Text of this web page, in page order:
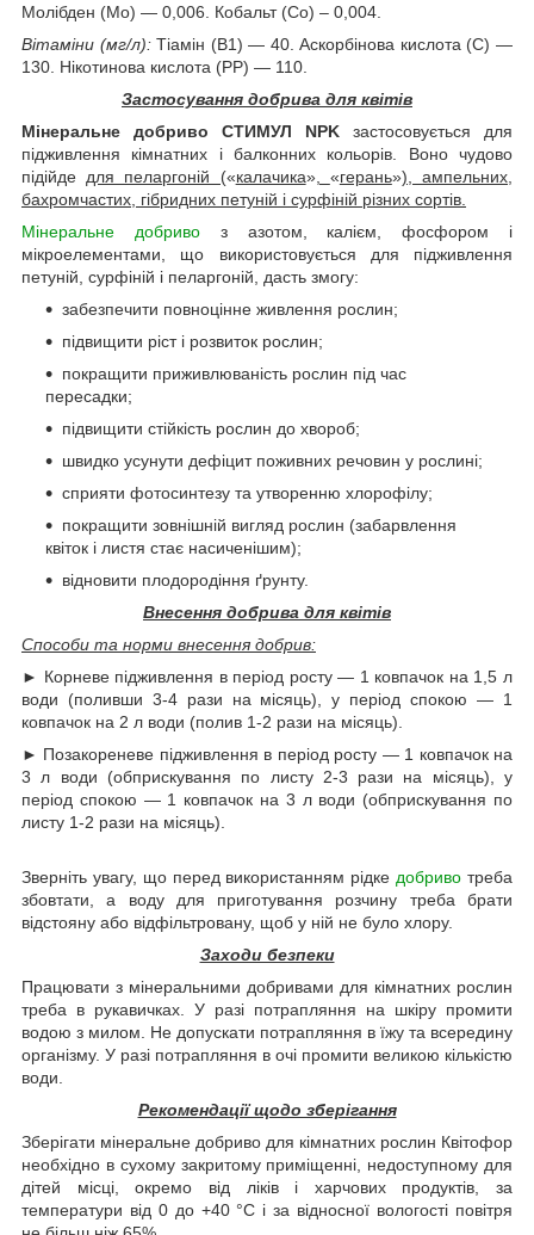
Молібден (Мо) — 0,006. Кобальт (Со) – 0,004.
Вітаміни (мг/л):Тіамін (В1) — 40. Аскорбінова кислота (С) —
130. Нікотинова кислота (РР) — 110.
Застосування добрива для квітів
Мінеральне добриво СТИМУЛ NPK застосовується для
підживлення кімнатних і балконних кольорів. Воно чудово
підійде для пеларгоній («калачика», «герань»), ампельних,
бахромчастих, гібридних петуній і сурфіній різних сортів.
Мінеральне добривоз азотом, калієм, фосфором і
мікроелементами, що використовується для підживлення
петуній, сурфіній і пеларгоній, дасть змогу:
забезпечити повноцінне живлення рослин;
підвищити ріст і розвиток рослин;
покращити приживлюваність рослин під час
пересадки;
підвищити стійкість рослин до хвороб;
швидко усунути дефіцит поживних речовин у рослині;
сприяти фотосинтезу та утворенню хлорофілу;
покращити зовнішній вигляд рослин (забарвлення
квіток і листя стає насиченішим);
відновити плодородіння ґрунту.
Внесення добрива для квітів
Способи та норми внесення добрив:
► Корневе підживлення в період росту — 1 ковпачок на 1,5 л
води (поливши 3-4 рази на місяць), у період спокою — 1
ковпачок на 2 л води (полив 1-2 рази на місяць).
► Позакореневе підживлення в період росту — 1 ковпачок на
3 л води (обприскування по листу 2-3 рази на місяць), у
період спокою — 1 ковпачок на 3 л води (обприскування по
листу 1-2 рази на місяць).
Зверніть увагу, що перед використанням рідке добриво треба
збовтати, а воду для приготування розчину треба брати
відстояну або відфільтровану, щоб у ній не було хлору.
Заходи безпеки
Працювати з мінеральними добривами для кімнатних рослин
треба в рукавичках. У разі потрапляння на шкіру промити
водою з милом. Не допускати потрапляння в їжу та всередину
організму. У разі потрапляння в очі промити великою кількістю
води.
Рекомендації щодо зберігання
Зберігати мінеральне добриво для кімнатних рослин Квітофор
необхідно в сухому закритому приміщенні, недоступному для
дітей місці, окремо від ліків і харчових продуктів, за
температури від 0 до +40 °C і за відносної вологості повітря